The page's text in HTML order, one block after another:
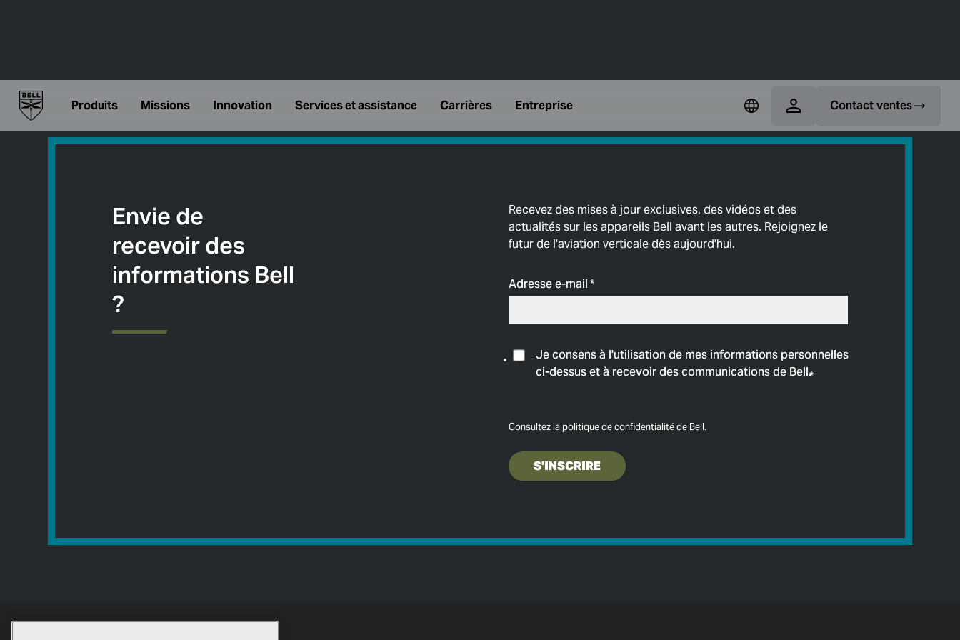
Produits Missions Innovation Services et assistance Carrières Entreprise Contact ventes
Envie de
recevoir des
informations Bell
?
Recevez des mises à jour exclusives, des vidéos et des
actualités sur les appareils Bell avant les autres. Rejoignez le
futur de l'aviation verticale dès aujourd'hui.
Adresse e-mail*
Je consens à l'utilisation de mes informations personnelles
ci-dessus et à recevoir des communications de Bell.
*
Consultez la politique de confidentialitéde Bell.